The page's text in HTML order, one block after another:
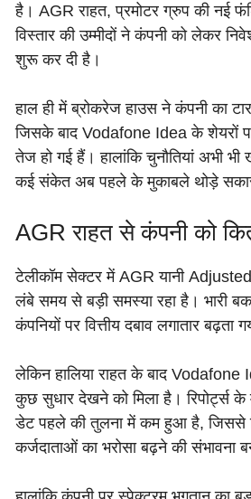
है। AGR राहत, प्रमोटर ग्रुप की नई
विस्तार की उम्मीदों ने कंपनी को लेकर
शुरू कर दी है।
हाल ही में ब्रोकरेज हाउस ने कंपनी का
जिसके बाद Vodafone Idea के शेयरों
तेज हो गई हैं। हालांकि चुनौतियां अभी
कई संकेत अब पहले के मुकाबले थोड़े
AGR राहत से कंपनी को
टेलीकॉम सेक्टर में AGR यानी
लंबे समय से बड़ी समस्या रहा है। भारी
कंपनियों पर वित्तीय दबाव लगातार बढ़ता
लेकिन हालिया राहत के बाद
कुछ सुधार देखने को मिला है। रिपोर्ट्स के
डेट पहले की तुलना में कम हुआ है, जिससे
कर्जदाताओं का भरोसा बढ़ने की संभावना